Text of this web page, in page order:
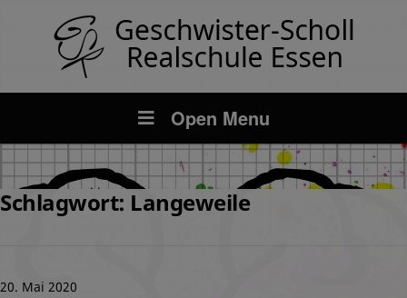
Open Menu
Schlagwort: Langeweile
20. Mai 2020